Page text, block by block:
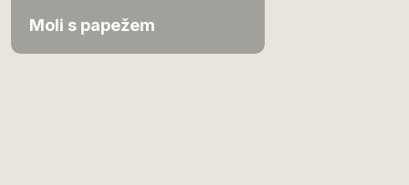
Moli s papežem